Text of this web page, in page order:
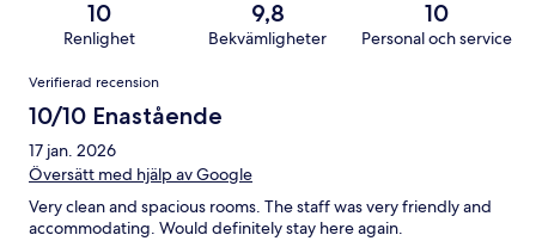
10
Renlighet
9,8
Bekvämligheter
10
Personal och service
Recensioner
Verifierad recension
10/10 Enastående
17 jan. 2026
Översätt med hjälp av Google
Very clean and spacious rooms. The staff was very friendly and
accommodating. Would definitely stay here again.